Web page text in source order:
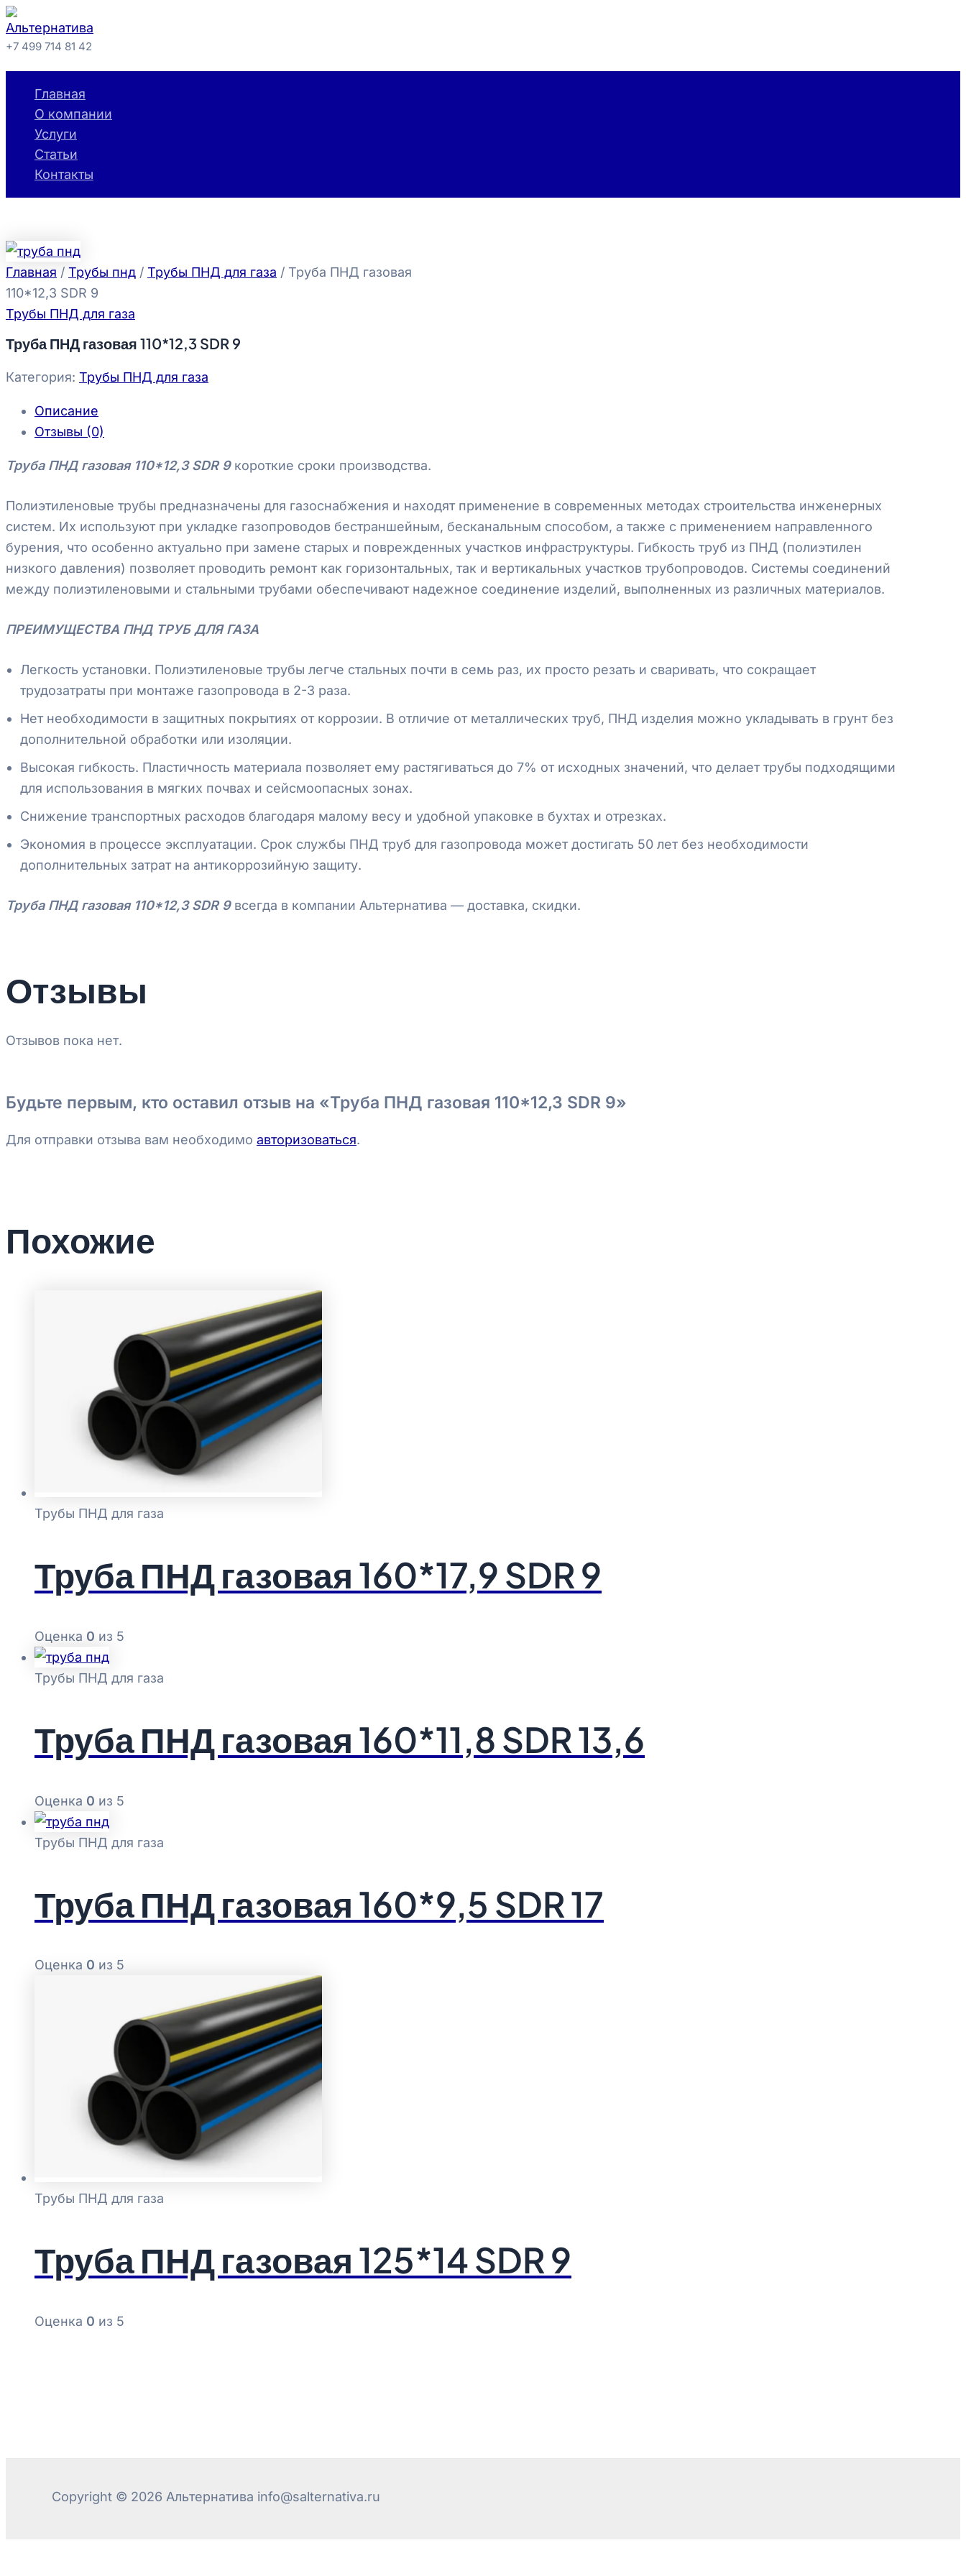
Перейти
к
содержимому
+7 499 714 81 42
Главная
О компании
Услуги
Статьи
Контакты
Главная / Трубы пнд / Трубы ПНД для газа / Труба ПНД газовая
110*12,3 SDR 9
Трубы ПНД для газа
Труба ПНД газовая 110*12,3 SDR 9
Категория: Трубы ПНД для газа
Описание
Отзывы (0)
Труба ПНД газовая 110*12,3 SDR 9короткие сроки производства.
Полиэтиленовые трубы предназначены для газоснабжения и находят применение в современных методах строительства инженерных
систем. Их используют при укладке газопроводов бестраншейным, бесканальным способом, а также с применением направленного
бурения, что особенно актуально при замене старых и поврежденных участков инфраструктуры. Гибкость труб из ПНД (полиэтилен
низкого давления) позволяет проводить ремонт как горизонтальных, так и вертикальных участков трубопроводов. Системы соединений
между полиэтиленовыми и стальными трубами обеспечивают надежное соединение изделий, выполненных из различных материалов.
ПРЕИМУЩЕСТВА ПНД ТРУБ ДЛЯ ГАЗА
Легкость установки. Полиэтиленовые трубы легче стальных почти в семь раз, их просто резать и сваривать, что сокращает
трудозатраты при монтаже газопровода в 2-3 раза.
Нет необходимости в защитных покрытиях от коррозии. В отличие от металлических труб, ПНД изделия можно укладывать в грунт без
дополнительной обработки или изоляции.
Высокая гибкость. Пластичность материала позволяет ему растягиваться до 7% от исходных значений, что делает трубы подходящими
для использования в мягких почвах и сейсмоопасных зонах.
Снижение транспортных расходов благодаря малому весу и удобной упаковке в бухтах и отрезках.
Экономия в процессе эксплуатации. Срок службы ПНД труб для газопровода может достигать 50 лет без необходимости
дополнительных затрат на антикоррозийную защиту.
Труба ПНД газовая 110*12,3 SDR 9 всегда в компании Альтернатива — доставка, скидки.
Отзывы
Отзывов пока нет.
Будьте первым, кто оставил отзыв на «Труба ПНД газовая 110*12,3 SDR 9»
Для отправки отзыва вам необходимо авторизоваться.
Похожие
Трубы ПНД для газа
Труба ПНД газовая 160*17,9 SDR 9
Оценка 0 из 5
Трубы ПНД для газа
Труба ПНД газовая 160*11,8 SDR 13,6
Оценка 0 из 5
Трубы ПНД для газа
Труба ПНД газовая 160*9,5 SDR 17
Оценка 0 из 5
Трубы ПНД для газа
Труба ПНД газовая 125*14 SDR 9
Оценка 0 из 5
Copyright © 2026 Альтернатива info@salternativa.ru